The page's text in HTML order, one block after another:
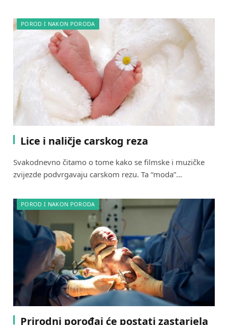
POROD I NAKON PORODA
Lice i naličje carskog reza
Svakodnevno čitamo o tome kako se filmske i muzičke
zvijezde podvrgavaju carskom rezu. Ta “moda”…
POROD I NAKON PORODA
Prirodni porođaj će postati zastarjela